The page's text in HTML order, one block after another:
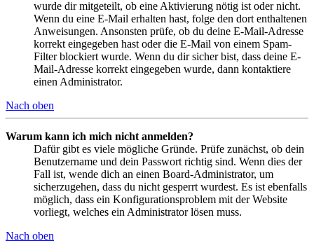
wurde dir mitgeteilt, ob eine Aktivierung nötig ist oder nicht.
Wenn du eine E-Mail erhalten hast, folge den dort enthaltenen
Anweisungen. Ansonsten prüfe, ob du deine E-Mail-Adresse
korrekt eingegeben hast oder die E-Mail von einem Spam-
Filter blockiert wurde. Wenn du dir sicher bist, dass deine E-
Mail-Adresse korrekt eingegeben wurde, dann kontaktiere
einen Administrator.
Nach oben
Warum kann ich mich nicht anmelden?
Dafür gibt es viele mögliche Gründe. Prüfe zunächst, ob dein
Benutzername und dein Passwort richtig sind. Wenn dies der
Fall ist, wende dich an einen Board-Administrator, um
sicherzugehen, dass du nicht gesperrt wurdest. Es ist ebenfalls
möglich, dass ein Konfigurationsproblem mit der Website
vorliegt, welches ein Administrator lösen muss.
Nach oben